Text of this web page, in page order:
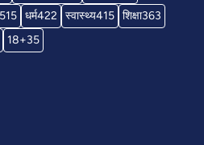
515 धर्म422 स्वास्थ्य415 शिक्षा363
18+35